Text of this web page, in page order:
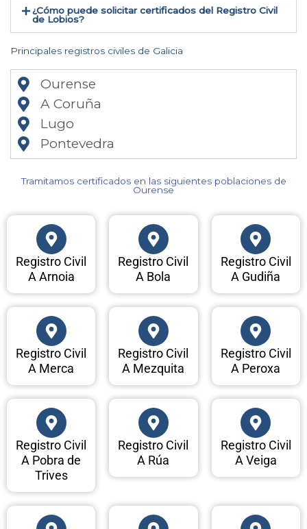
¿Cómo puede solicitar certificados del Registro Civil
de Lobios​?
Principales registros civiles de Galicia
Ourense
A Coruña
Lugo
Pontevedra
Tramitamos certificados en las siguientes poblaciones de
Ourense​
Registro Civil
A Arnoia
Registro Civil
A Bola
Registro Civil
A Gudiña
Registro Civil
A Merca
Registro Civil
A Mezquita
Registro Civil
A Peroxa
Registro Civil
A Pobra de
Trives
Registro Civil
A Rúa
Registro Civil
A Veiga